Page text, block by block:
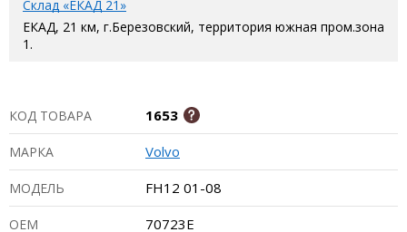
Склад «ЕКАД 21»
ЕКАД, 21 км, г.Березовский, территория южная пром.зона
1.
КОД ТОВАРА 1653
МАРКА Volvo
МОДЕЛЬ FH12 01-08
ОЕМ 70723E